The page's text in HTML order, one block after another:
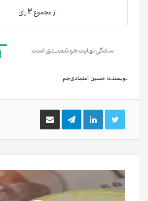
از مجموع۲رای
نویسنده: حسین اعتمادی‌جم
توییتر لینکدینتلگرام اشتراک
گذاری
ایمیل